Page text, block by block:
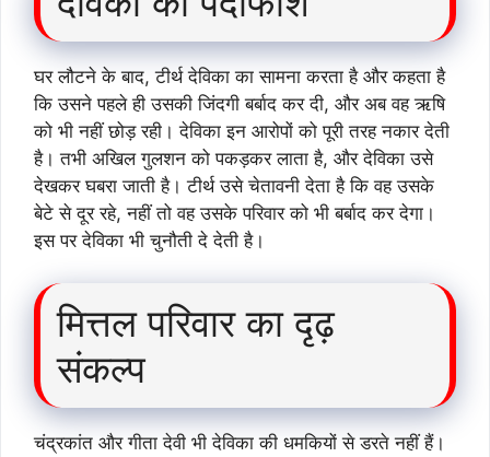
घर लौटने के बाद, टीर्थ देविका का सामना करता है और कहता है
कि उसने पहले ही उसकी जिंदगी बर्बाद कर दी, और अब वह ऋषि
को भी नहीं छोड़ रही। देविका इन आरोपों को पूरी तरह नकार देती
है। तभी अखिल गुलशन को पकड़कर लाता है, और देविका उसे
देखकर घबरा जाती है। टीर्थ उसे चेतावनी देता है कि वह उसके
बेटे से दूर रहे, नहीं तो वह उसके परिवार को भी बर्बाद कर देगा।
इस पर देविका भी चुनौती दे देती है।
मित्तल परिवार का दृढ़
संकल्प
चंद्रकांत और गीता देवी भी देविका की धमकियों से डरते नहीं हैं।